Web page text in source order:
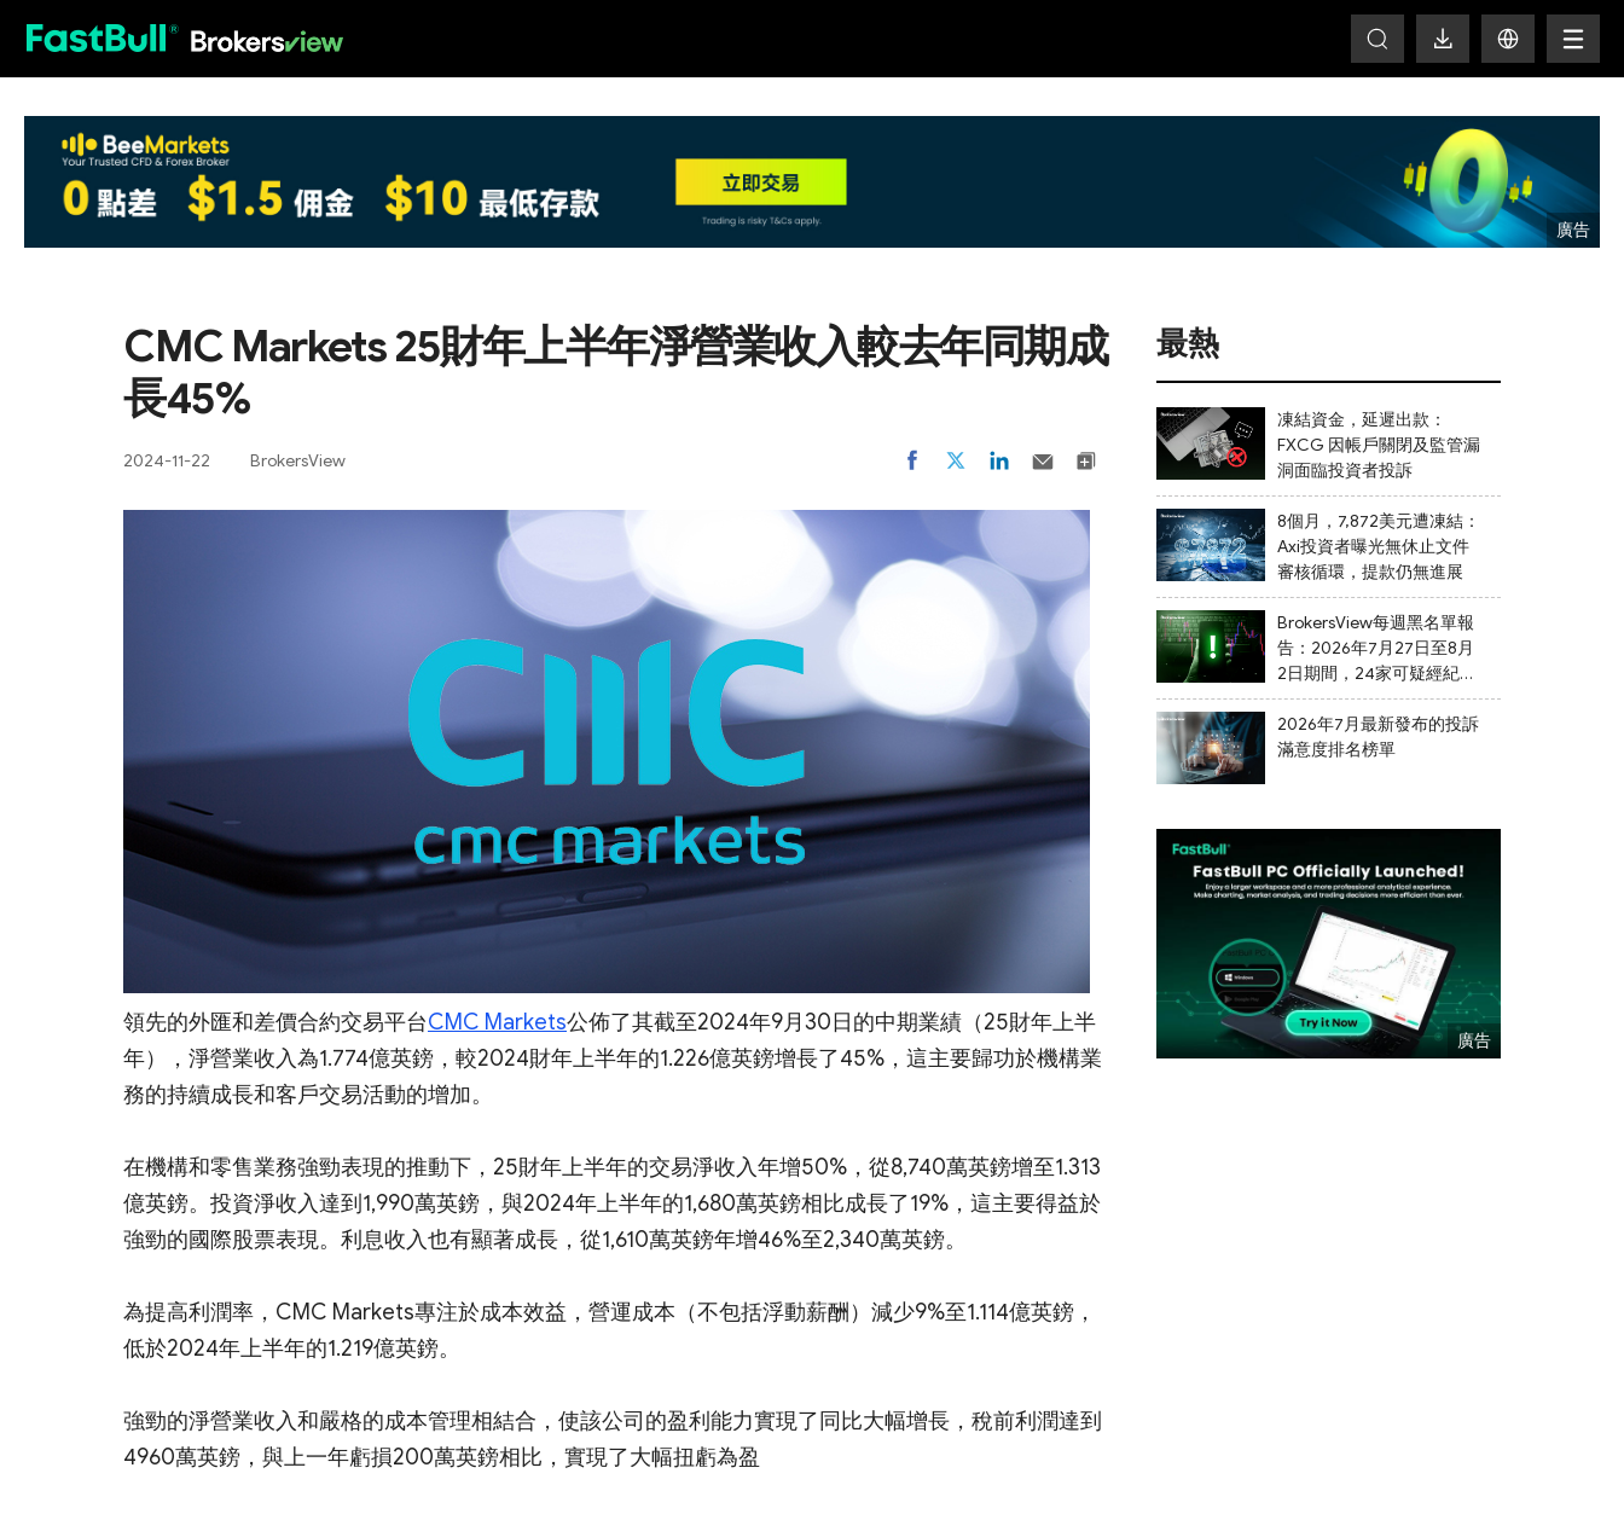
CMC Markets 25財年上半年淨營業收入較去年同期成
長45%
2024-11-22 BrokersView
領先的外匯和差價合約交易平台CMC Markets公佈了其截至2024年9月30日的中期業績（25財年上半
年），淨營業收入為1.774億英鎊，較2024財年上半年的1.226億英鎊增長了45%，這主要歸功於機構業
務的持續成長和客戶交易活動的增加。
在機構和零售業務強勁表現的推動下，25財年上半年的交易淨收入年增50%，從8,740萬英鎊增至1.313
億英鎊。投資淨收入達到1,990萬英鎊，與2024年上半年的1,680萬英鎊相比成長了19%，這主要得益於
強勁的國際股票表現。利息收入也有顯著成長，從1,610萬英鎊年增46%至2,340萬英鎊。
為提高利潤率，CMC Markets專注於成本效益，營運成本（不包括浮動薪酬）減少9%至1.114億英鎊，
低於2024年上半年的1.219億英鎊。
強勁的淨營業收入和嚴格的成本管理相結合，使該公司的盈利能力實現了同比大幅增長，稅前利潤達到
4960萬英鎊，與上一年虧損200萬英鎊相比，實現了大幅扭虧為盈
最熱
凍結資金，延遲出款：
FXCG 因帳戶關閉及監管漏
洞面臨投資者投訴
8個月，7,872美元遭凍結：
Axi投資者曝光無休止文件
審核循環，提款仍無進展
BrokersView每週黑名單報
告：2026年7月27日至8月
2日期間，24家可疑經紀商
被列入黑名單
2026年7月最新發布的投訴
滿意度排名榜單